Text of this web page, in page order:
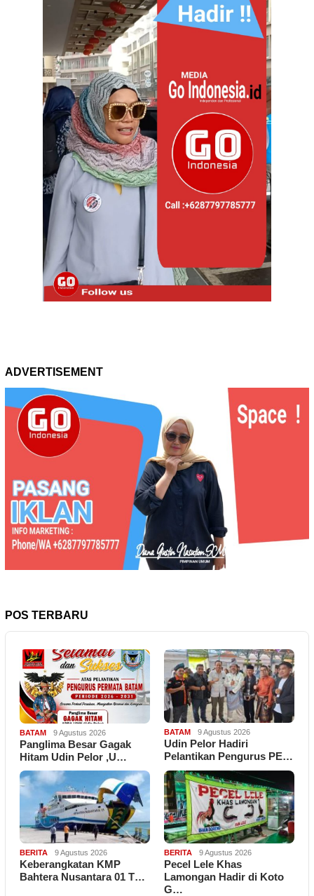
ADVERTISEMENT
POS TERBARU
BATAM 9 Agustus 2026
Panglima Besar Gagak
Hitam Udin Pelor ,U…
BATAM 9 Agustus 2026
Udin Pelor Hadiri
Pelantikan Pengurus PE…
BERITA 9 Agustus 2026
Keberangkatan KMP
Bahtera Nusantara 01 T…
BERITA 9 Agustus 2026
Pecel Lele Khas
Lamongan Hadir di Koto
G…